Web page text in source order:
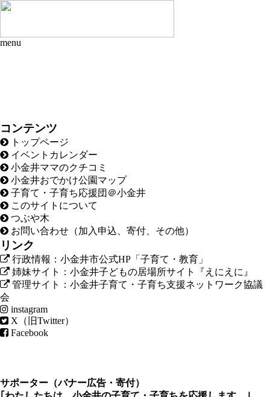
menu
コンテンツ
トップページ
イベントカレンダー
小金井ママのクチコミ
小金井おでかけ公園マップ
子育て・子育ち応援団＠小金井
このサイトについて
つぶや木
お問い合わせ（加入申込、寄付、その他）
リンク
行政情報：小金井市公式HP「子育て・教育」
姉妹サイト：小金井子どもの居場所サイト『えにえに』
管理サイト：小金井子育て・子育ち支援ネットワーク協議
会
instagram
X（旧Twitter）
Facebook
サポーター（バナー広告 ・ 寄付）